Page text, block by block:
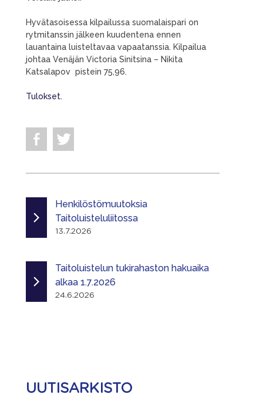
Hyvätasoisessa kilpailussa suomalaispari on
rytmitanssin jälkeen kuudentena ennen
lauantaina luisteltavaa vapaatanssia. Kilpailua
johtaa Venäjän Victoria Sinitsina – Nikita
Katsalapov pistein 75,96.
Tulokset.
Henkilöstömuutoksia
Taitoluisteluliitossa
13.7.2026
Taitoluistelun tukirahaston hakuaika
alkaa 1.7.2026
24.6.2026
UUTISARKISTO